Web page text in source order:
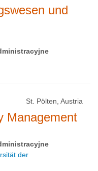
und
St. Pölten, Austria
Management
der